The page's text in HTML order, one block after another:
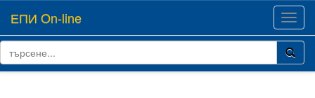
ЕПИ On-line